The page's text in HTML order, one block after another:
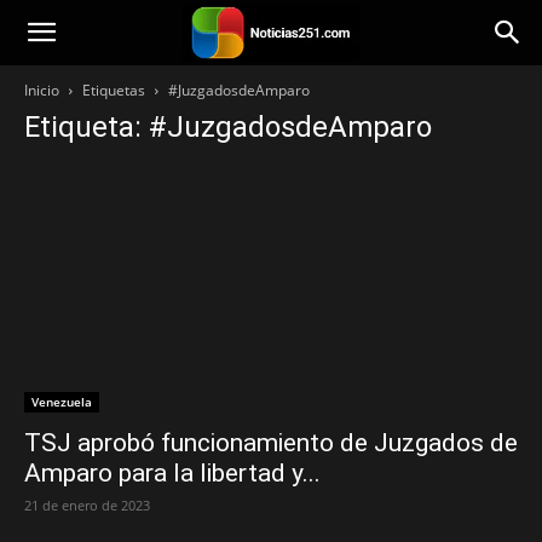
Noticias251
Inicio Etiquetas #JuzgadosdeAmparo
Etiqueta: #JuzgadosdeAmparo
Venezuela
TSJ aprobó funcionamiento de Juzgados de
Amparo para la libertad y...
21 de enero de 2023